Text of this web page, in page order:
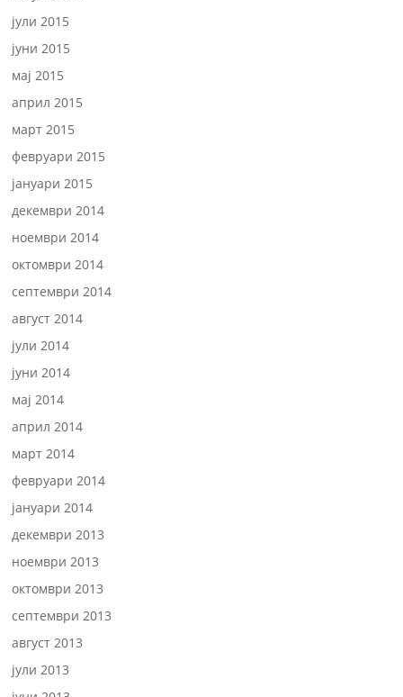
јули 2015
јуни 2015
мај 2015
април 2015
март 2015
февруари 2015
јануари 2015
декември 2014
ноември 2014
октомври 2014
септември 2014
август 2014
јули 2014
јуни 2014
мај 2014
април 2014
март 2014
февруари 2014
јануари 2014
декември 2013
ноември 2013
октомври 2013
септември 2013
август 2013
јули 2013